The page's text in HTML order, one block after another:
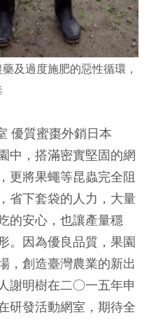
及過度施肥的惡性循環，
優質蜜棗外銷日本
中，搭滿密實堅固的網
更將果蠅等昆蟲完全阻
省下套袋的人力，大量
的安心，也讓產量穩
。因為優良品質，果園
，創造臺灣農業的新出
謝明樹在二○一五年申
研發活動網室，期待全